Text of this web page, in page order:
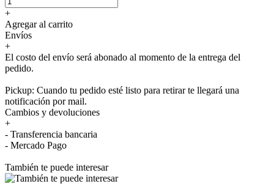
+
Agregar al carrito
Envíos
+
El costo del envío será abonado al momento de la entrega del
pedido.
Pickup: Cuando tu pedido esté listo para retirar te llegará una
notificación por mail.
Cambios y devoluciones
+
- Transferencia bancaria
- Mercado Pago
También te puede interesar